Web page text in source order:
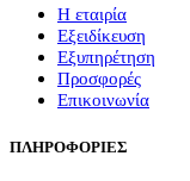
Η εταιρία
Εξειδίκευση
Εξυπηρέτηση
Προσφορές
Επικοινωνία
ΠΛΗΡΟΦΟΡΙΕΣ